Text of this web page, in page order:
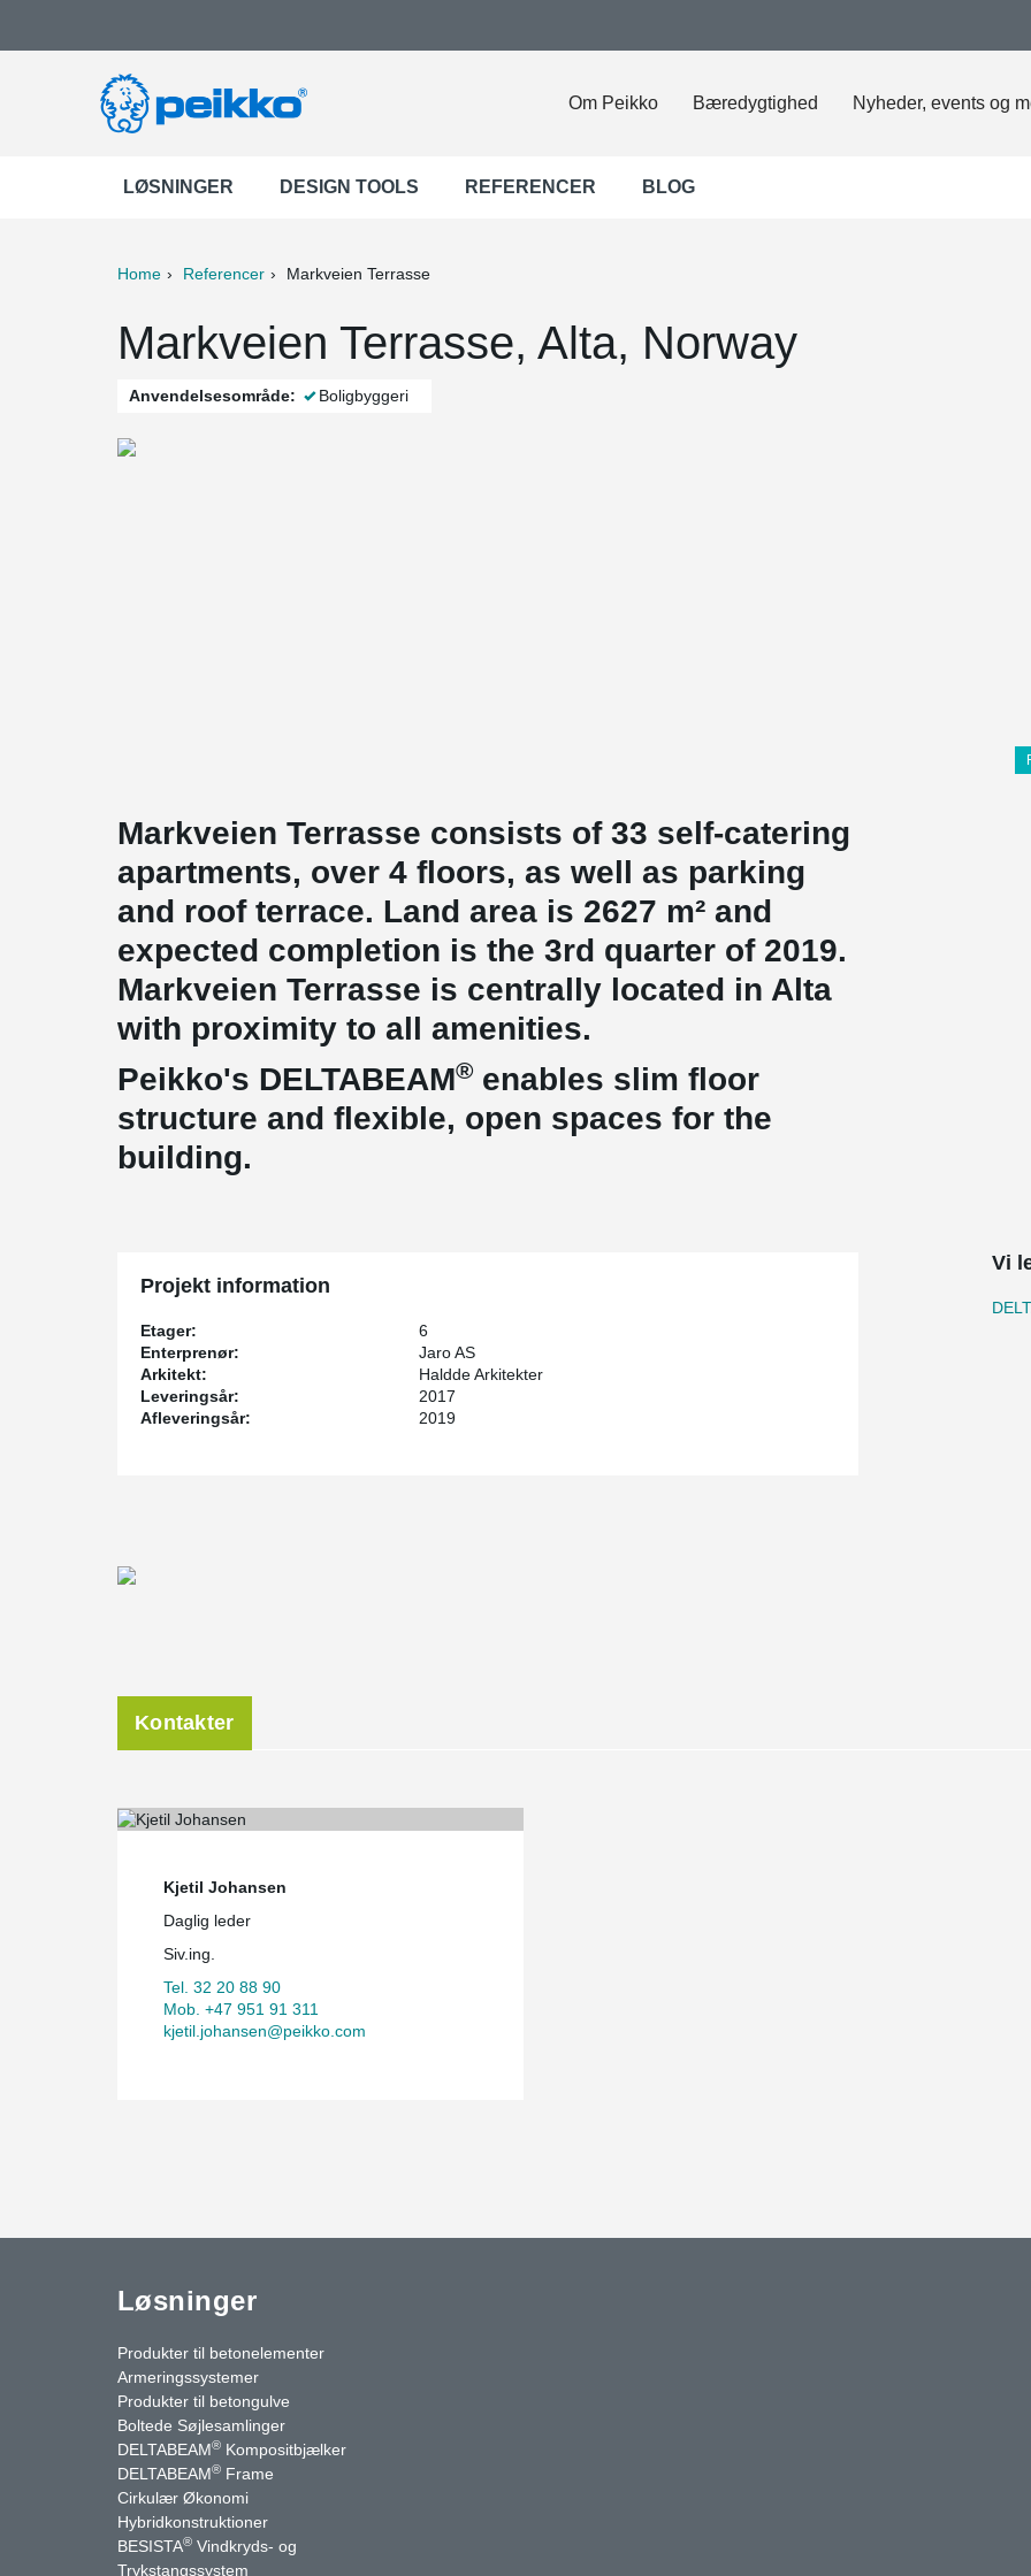
Om Peikko Bæredygtighed Nyheder, events og
LØSNINGER DESIGN TOOLS REFERENCER BLOG
Home Referencer Markveien Terrasse
Markveien Terrasse, Alta, Norway
Anvendelsesområde: Boligbyggeri
Markveien Terrasse consists of 33 self-catering
apartments, over 4 floors, as well as parking
and roof terrace. Land area is 2627 m² and
expected completion is the 3rd quarter of 2019.
Markveien Terrasse is centrally located in Alta
with proximity to all amenities.
Peikko's DELTABEAM® enables slim floor
structure and flexible, open spaces for the
building.
Projekt information
Etager:
6
Enterprenør:
Jaro AS
Arkitekt:
Haldde Arkitekter
Leveringsår:
2017
Afleveringsår:
2019
Vi
Kontakter
Kjetil Johansen
Daglig leder
Siv.ing.
Tel. 32 20 88 90
Mob. +47 951 91 311
kjetil.johansen@peikko.com
Løsninger
Produkter til betonelementer
Armeringssystemer
Produkter til betongulve
Boltede Søjlesamlinger
DELTABEAM® Kompositbjælker
DELTABEAM® Frame
Cirkulær Økonomi
Hybridkonstruktioner
BESISTA® Vindkryds- og
Trykstangssystem